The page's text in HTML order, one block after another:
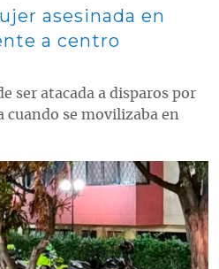
asesinada en
a centro
ser atacada a disparos por
se movilizaba en